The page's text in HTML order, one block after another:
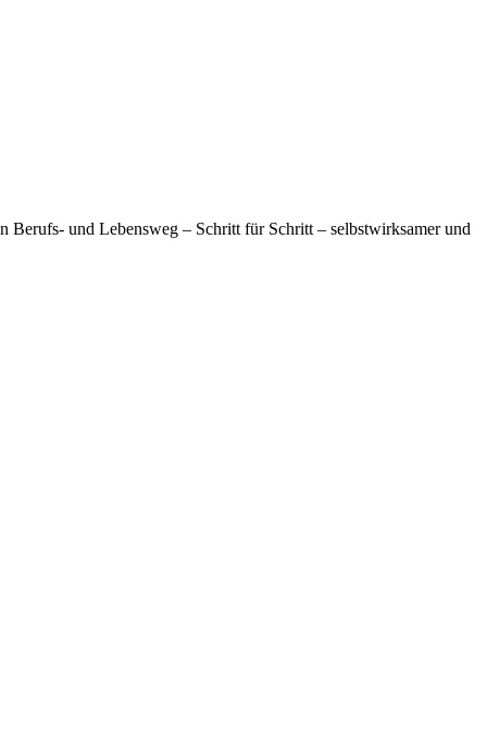
Berufs- und Lebensweg – Schritt für Schritt – selbstwirksamer und